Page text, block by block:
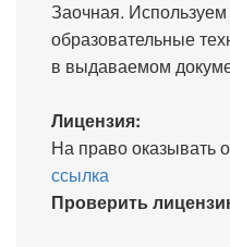
Заочная.
образовательные
в выдаваемом
Лицензия:
На право оказывать
ссылка
Проверить